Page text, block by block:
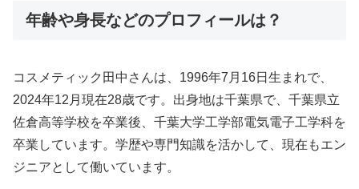
年齢や身長などのプロフィールは？
コスメティック田中さんは、1996年7月16日生まれで、
2024年12月現在28歳です。出身地は千葉県で、千葉県立
佐倉高等学校を卒業後、千葉大学工学部電気電子工学科を
卒業しています。学歴や専門知識を活かして、現在もエン
ジニアとして働いています。